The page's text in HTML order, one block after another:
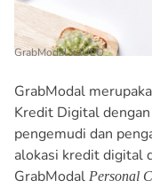
GrabModal x JULO
GrabModal
Kredit Digital
pengemudi dan
alokasi kredit digital
GrabModal Personal